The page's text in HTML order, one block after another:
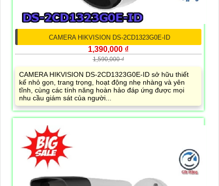
CAMERA HIKVISION DS-2CD1323G0E-ID
1,390,000 ₫
1,590,000 ₫
CAMERA HIKVISION DS-2CD1323G0E-ID sở hữu thiết
kế nhỏ gọn, trang trọng, hoạt động nhẹ nhàng và yên
tĩnh, cùng các tính năng hoàn hảo đáp ứng được mọi
nhu cầu giám sát của người...